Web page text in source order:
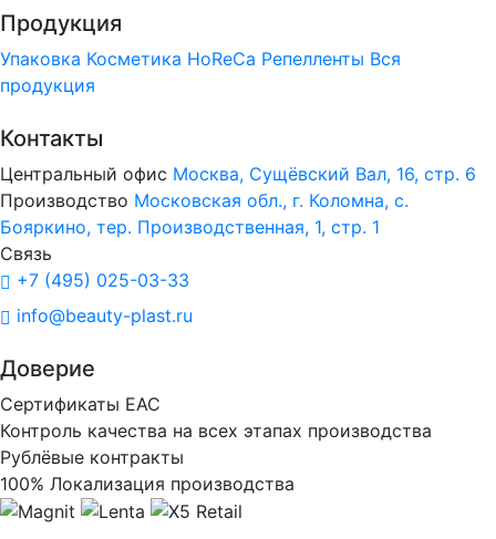
Продукция
Упаковка Косметика HoReCa Репелленты Вся
продукция
Контакты
Центральный офис Москва, Сущёвский Вал, 16, стр. 6
Производство Московская обл., г. Коломна, с.
Бояркино, тер. Производственная, 1, стр. 1
Связь
+7 (495) 025-03-33
info@beauty-plast.ru
Доверие
Сертификаты ЕАС
Контроль качества на всех этапах производства
Рублёвые контракты
100% Локализация производства